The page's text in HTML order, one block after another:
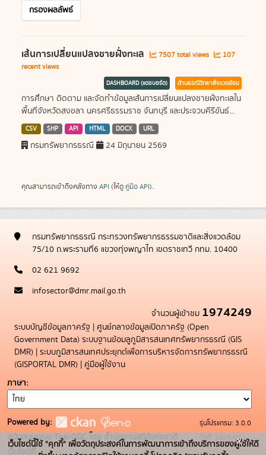
กรองผลลัพธ์
เส้นการเปลี่ยนแปลงชายฝั่งทะเล 7507 total views
107
recent views
DASHBOARD (แดชบอร์ด) ด้านธรณีวิทยาสิ่งแวดล้อม
การศึกษา ติดตาม และจัดทำข้อมูลเส้นการเปลี่ยนแปลงชายฝั่งทะเลใน
พื้นที่จังหวัดสงขลา นครศรีธรรมราช จันทบุรี และประจวบคีรีขันธ์...
CSV SHP API HTML DOCX URL
กรมทรัพยากรธรณี 24 มิถุนายน 2569
คุณสามารถเข้าถึงคลังทาง API (ให้ดู คู่มือ API).
กรมทรัพยากรธรณี กระทรวงทรัพยากรธรรมชาติและสิ่งแวดล้อม
75/10 ถ.พระรามที่6 แขวงทุ่งพญาไท เขตราชเทวี กทม. 10400
02 621 9692
infosector@dmr.mail.go.th
จำนวนผู้เข้าชม 1974249
ระบบบัญชีข้อมูลภาครัฐ | ศูนย์กลางข้อมูลเปิดภาครัฐ (Open
Government Data) ระบบฐานข้อมลูภูมิสารสนเทศทรัพยากรธรณี (GIS
DMR) | ระบบภูมิสารสนเทศประยุกต์เพื่อการบริหารจัดการทรัพยากรธรณี
(GISPORTAL DMR) | คู่มือผู้ใช้งาน
ภาษา
Powered by:
สนับสนุนระบบ Thai-GDC โดย สำนักงานสถิติแห่งชาติ
เว็บไซต์ที่
รุ่นโปรแกรม: 3.0.0
วันที่: 2025-05-
เว็บไซต์นี้ใช้ "คุกกี้" เพื่อวัตถุประสงค์ในการพัฒนาการเข้าถึงบริการของผู้ใช้ให้ดี
x